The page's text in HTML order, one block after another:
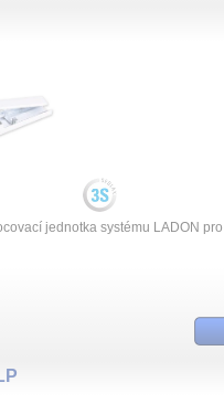
jednotka systému LADON